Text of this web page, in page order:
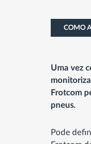
COMO
Uma vez
Frotcom
pneus.
Pode